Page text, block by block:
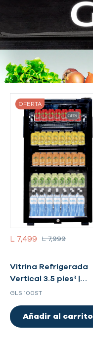
OFERTA
L 7,499 L 7,999
Vitrina Refrigerada
Vertical 3.5 pies³ |
Modelo GLS 100ST
GLS 100ST
Añadir al carrito